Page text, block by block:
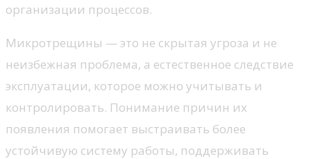
организации процессов.
Микротрещины — это не скрытая угроза и не
неизбежная проблема, а естественное следствие
эксплуатации, которое можно учитывать и
контролировать. Понимание причин их
появления помогает выстраивать более
устойчивую систему работы, поддерживать